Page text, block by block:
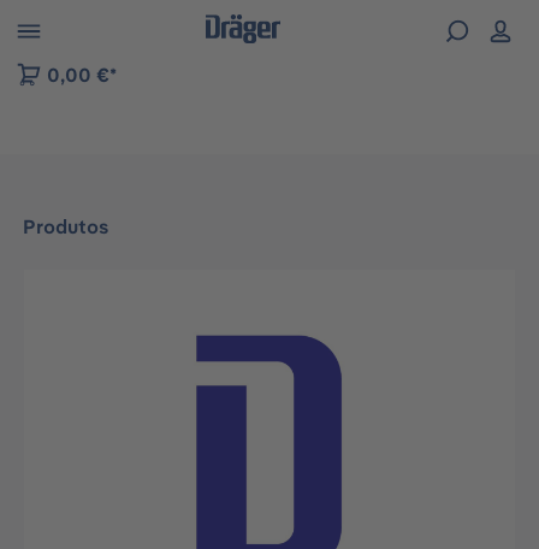
to B2B platform navigation
0,00 €*
Produtos
Ignorar galeria de imagens